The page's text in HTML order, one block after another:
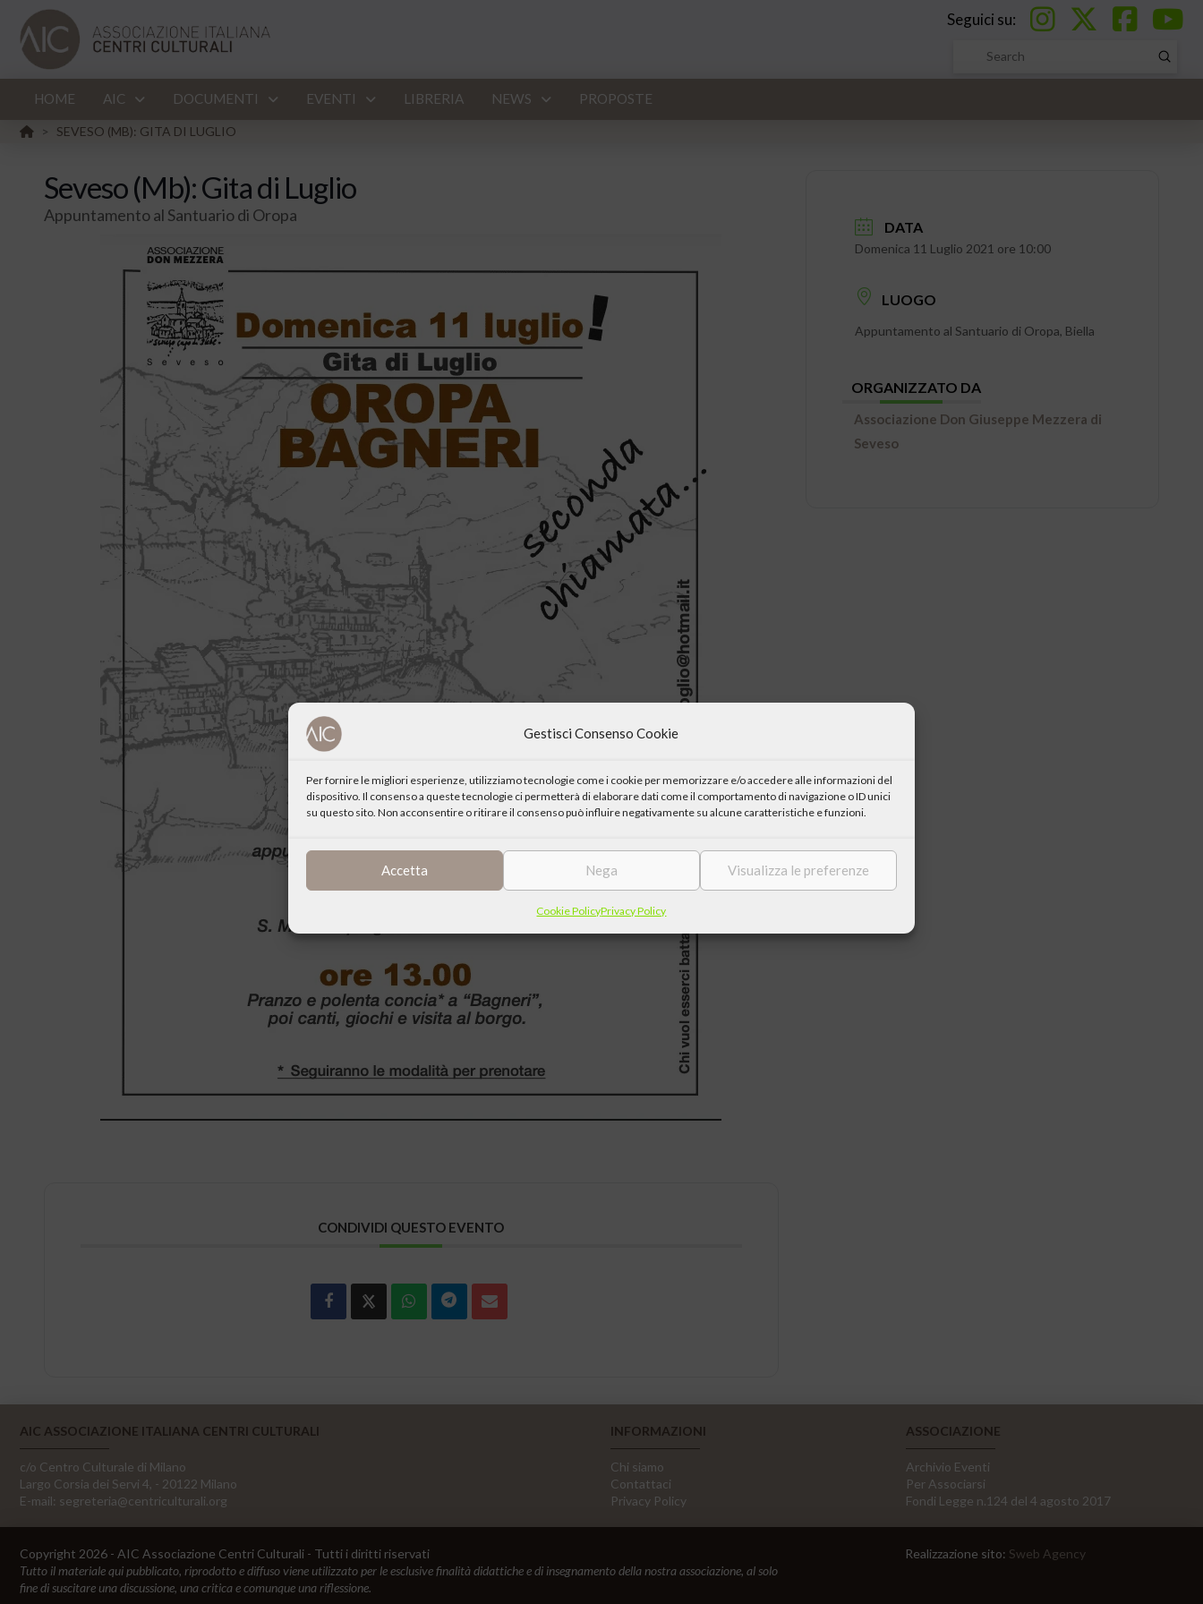
Gestisci Consenso Cookie
Per fornire le migliori esperienze, utilizziamo tecnologie come i cookie per memorizzare e/o accedere alle informazioni del
dispositivo. Il consenso a queste tecnologie ci permetterà di elaborare dati come il comportamento di navigazione o ID unici
su questo sito. Non acconsentire o ritirare il consenso può influire negativamente su alcune caratteristiche e funzioni.
Accetta Nega Visualizza le preferenze
Cookie PolicyPrivacy Policy
Seguici su:
Search
Submit
HOME AIC DOCUMENTI EVENTI LIBRERIA NEWS PROPOSTE
HOME
> SEVESO (MB): GITA DI LUGLIO
Seveso (Mb): Gita di Luglio
Appuntamento al Santuario di Oropa
CONDIVIDI QUESTO EVENTO
DATA
Domenica 11 Luglio 2021 ore 10:00
LUOGO
Appuntamento al Santuario di Oropa, Biella
ORGANIZZATO DA
Associazione Don Giuseppe Mezzera di
Seveso
AIC ASSOCIAZIONE ITALIANA CENTRI CULTURALI
c/o Centro Culturale di Milano
Largo Corsia dei Servi 4, - 20122 Milano
E-mail: segreteria@centriculturali.org
INFORMAZIONI
Chi siamo
Contattaci
Privacy Policy
ASSOCIAZIONE
Archivio Eventi
Per Associarsi
Fondi Legge n.124 del 4 agosto 2017
Copyright 2026 - AIC Associazione Centri Culturali - Tutti i diritti riservati
Tutto il materiale qui pubblicato, riprodotto e diffuso viene utilizzato per le esclusive finalità didattiche e di insegnamento della nostra associazione, al solo
fine di suscitare una discussione, una critica e comunque una riflessione.
Realizzazione sito: Sweb Agency